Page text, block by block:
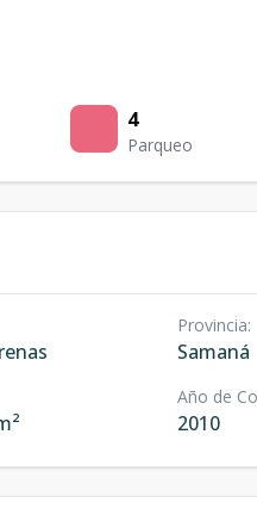
4
Parqueo
Provincia:
Samaná
Año de
2010